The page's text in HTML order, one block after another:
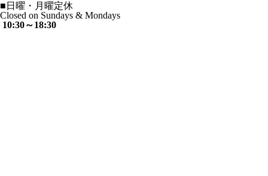
■ 日曜・月曜定休
Closed on Sundays & Mondays
10:30～18:30